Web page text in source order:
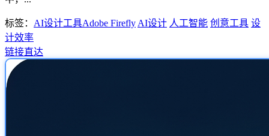
标签： AI设计工具Adobe Firefly AI设计 人工智能 创意工具 设
计效率
链接直达